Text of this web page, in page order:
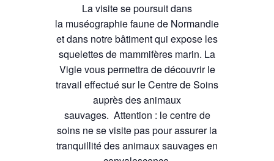
La visite se poursuit dans
la muséographie faune de Normandie
et dans notre bâtiment qui expose les
squelettes de mammifères marin. La
Vigie vous permettra de découvrir le
travail effectué sur le Centre de Soins
auprès des animaux
sauvages. Attention : le centre de
soins ne se visite pas pour assurer la
tranquillité des animaux sauvages en